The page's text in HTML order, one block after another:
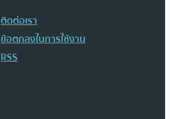
ติดต่อเรา
ข้อตกลงในการใช้งาน
RSS